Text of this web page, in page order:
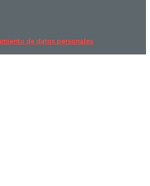
de datos personales